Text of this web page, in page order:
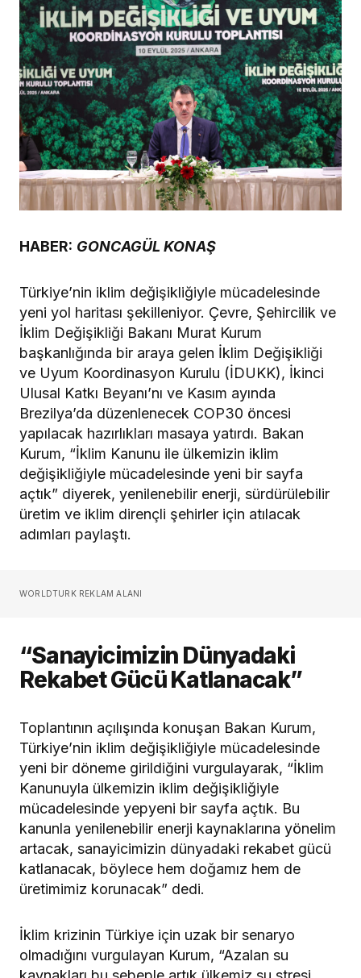
HABER: GONCAGÜL KONAŞ
Türkiye’nin iklim değişikliğiyle mücadelesinde
yeni yol haritası şekilleniyor. Çevre, Şehircilik ve
İklim Değişikliği Bakanı Murat Kurum
başkanlığında bir araya gelen İklim Değişikliği
ve Uyum Koordinasyon Kurulu (İDUKK), İkinci
Ulusal Katkı Beyanı’nı ve Kasım ayında
Brezilya’da düzenlenecek COP30 öncesi
yapılacak hazırlıkları masaya yatırdı. Bakan
Kurum, “İklim Kanunu ile ülkemizin iklim
değişikliğiyle mücadelesinde yeni bir sayfa
açtık” diyerek, yenilenebilir enerji, sürdürülebilir
üretim ve iklim dirençli şehirler için atılacak
adımları paylaştı.
WORLDTURK REKLAM ALANI
“Sanayicimizin Dünyadaki
Rekabet Gücü Katlanacak”
Toplantının açılışında konuşan Bakan Kurum,
Türkiye’nin iklim değişikliğiyle mücadelesinde
yeni bir döneme girildiğini vurgulayarak, “İklim
Kanunuyla ülkemizin iklim değişikliğiyle
mücadelesinde yepyeni bir sayfa açtık. Bu
kanunla yenilenebilir enerji kaynaklarına yönelim
artacak, sanayicimizin dünyadaki rekabet gücü
katlanacak, böylece hem doğamız hem de
üretimimiz korunacak” dedi.
İklim krizinin Türkiye için uzak bir senaryo
olmadığını vurgulayan Kurum, “Azalan su